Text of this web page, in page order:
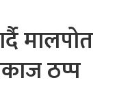
मालपोत
ठप्प